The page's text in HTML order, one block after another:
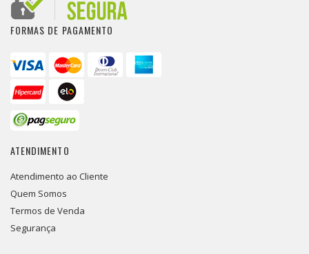
FORMAS DE PAGAMENTO
ATENDIMENTO
Atendimento ao Cliente
Quem Somos
Termos de Venda
Segurança